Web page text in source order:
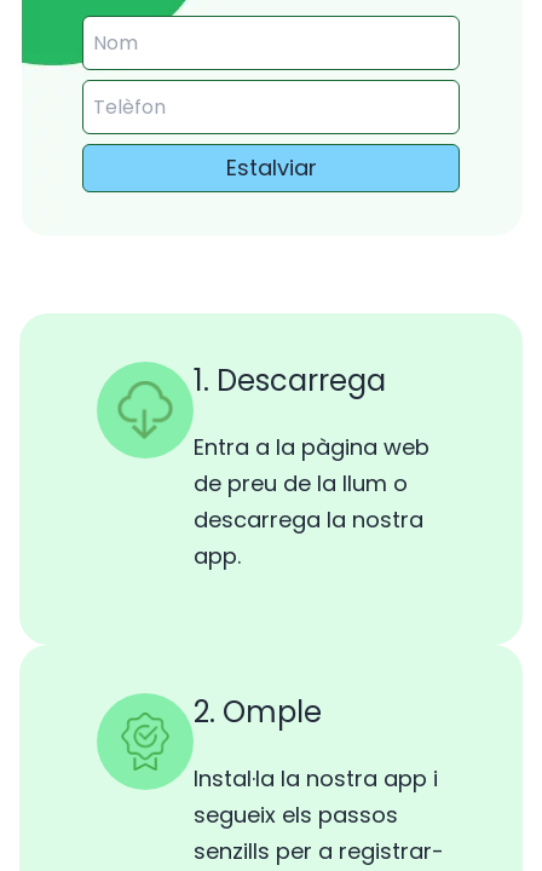
Estalviar
1. Descarrega
Entra a la pàgina web
de preu de la llum o
descarrega la nostra
app.
2. Omple
Instal·la la nostra app i
segueix els passos
senzills per a registrar-